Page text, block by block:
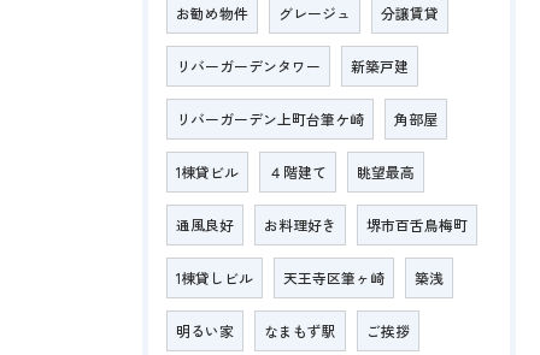
お勧め物件 グレージュ 分譲賃貸
リバーガーデンタワー 新築戸建
リバーガーデン上町台筆ケ崎 角部屋
1棟貸ビル ４階建て 眺望最高
通風良好 お料理好き 堺市百舌鳥梅町
1棟貸しビル 天王寺区筆ヶ崎 築浅
明るい家 なまもず駅 ご挨拶